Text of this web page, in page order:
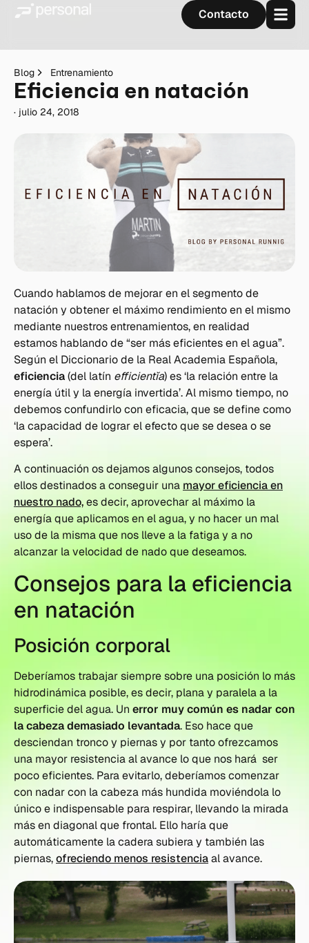
Contacto
Blog Entrenamiento
Eficiencia en natación
· julio 24, 2018
Cuando hablamos de mejorar en el segmento de
natación y obtener el máximo rendimiento en el mismo
mediante nuestros entrenamientos, en realidad
estamos hablando de “ser más eficientes en el agua”.
Según el Diccionario de la Real Academia Española,
eficiencia(del latín efficientĭa) es ‘la relación entre la
energía útil y la energía invertida’. Al mismo tiempo, no
debemos confundirlo con eficacia, que se define como
‘la capacidad de lograr el efecto que se desea o se
espera’.
A continuación os dejamos algunos consejos, todos
ellos destinados a conseguir una mayor eficiencia en
nuestro nado,es decir, aprovechar al máximo la
energía que aplicamos en el agua, y no hacer un mal
uso de la misma que nos lleve a la fatiga y a no
alcanzar la velocidad de nado que deseamos.
Consejos para la eficiencia
en natación
Posición corporal
Deberíamos trabajar siempre sobre una posición lo más
hidrodinámica posible, es decir, plana y paralela a la
superficie del agua. Un error muy común es nadar con
la cabeza demasiado levantada. Eso hace que
desciendan tronco y piernas y por tanto ofrezcamos
una mayor resistencia al avance lo que nos hará ser
poco eficientes. Para evitarlo, deberíamos comenzar
con nadar con la cabeza más hundida moviéndola lo
único e indispensable para respirar, llevando la mirada
más en diagonal que frontal. Ello haría que
automáticamente la cadera subiera y también las
piernas,ofreciendo menos resistenciaal avance.